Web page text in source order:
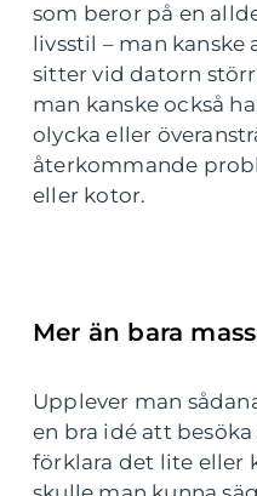
som beror på en
livsstil – man
sitter vid datorn
man kanske också
olycka eller
återkommande
eller kotor.
Mer än bara
Upplever man
en bra idé att
förklara det lite eller